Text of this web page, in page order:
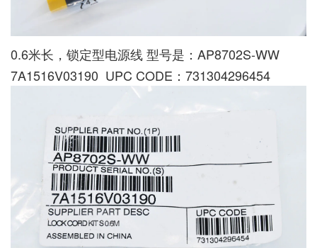
0.6米长，锁定型电源线 型号是：AP8702S-WW
7A1516V03190 UPC CODE：731304296454